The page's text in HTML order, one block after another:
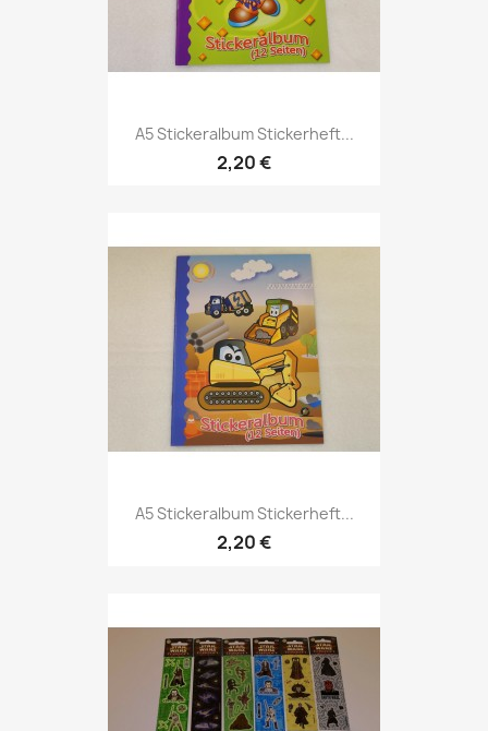
A5 Stickeralbum Stickerheft...
2,20 €
A5 Stickeralbum Stickerheft...
2,20 €